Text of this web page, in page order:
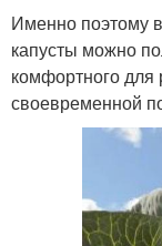
Именно поэтому
капусты можно
комфортного для
своевременной